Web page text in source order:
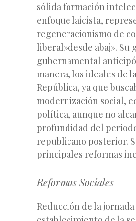
sólida formación
enfoque laicista,
regeneracionismo de
liberal»desde abaj». Su
gubernamental
manera, los ideales de
República, ya que
modernización social,
política, aunque no
profundidad del
republicano posterior.
principales reformas
Reformas Sociales
Reducción de la